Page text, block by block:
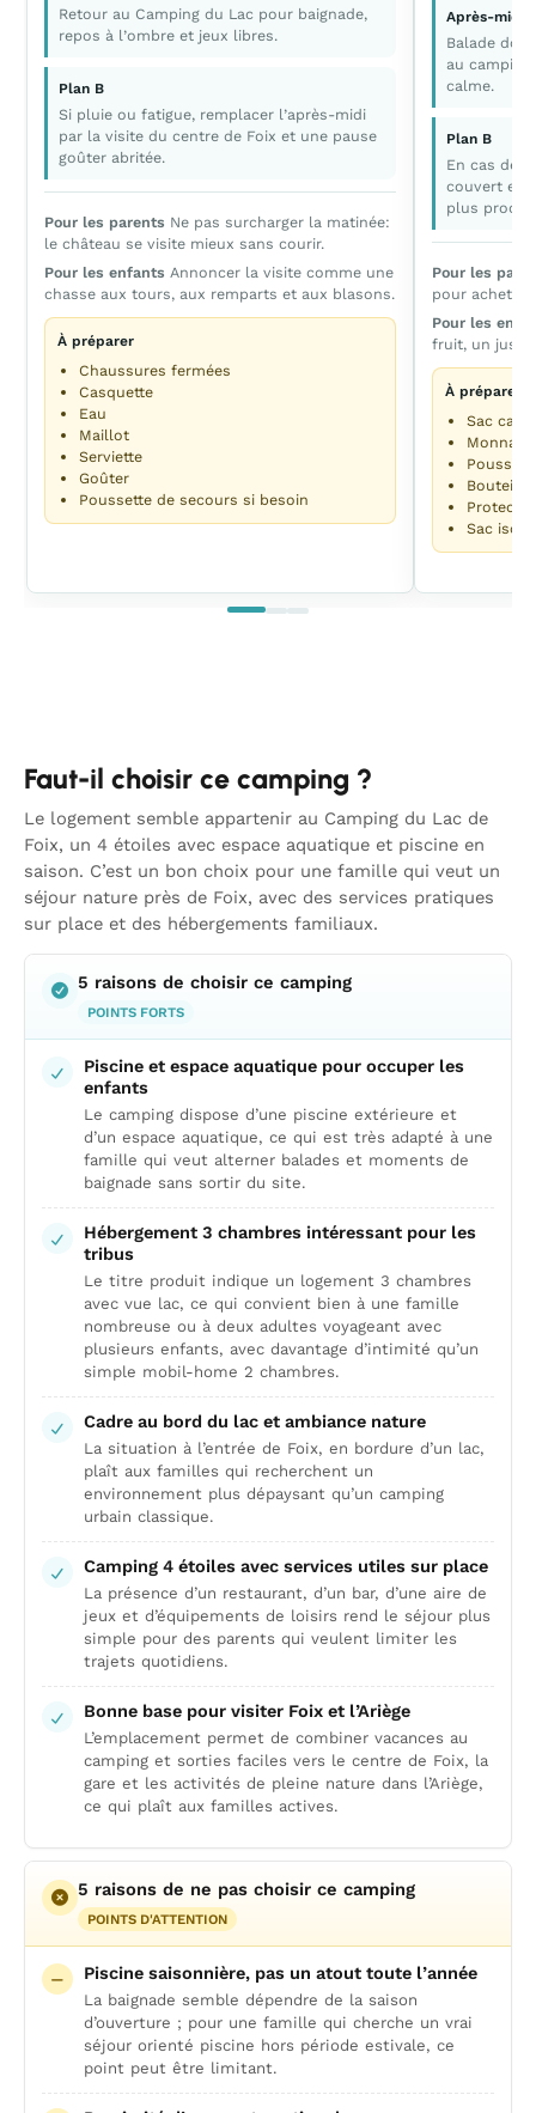
Retour au Camping du Lac pour baignade,
repos à l’ombre et jeux libres.
Plan B
Si pluie ou fatigue, remplacer l’après-midi
par la visite du centre de Foix et une pause
goûter abritée.
Pour les parents Ne pas surcharger la matinée:
le château se visite mieux sans courir.
Pour les enfants Annoncer la visite comme une
chasse aux tours, aux remparts et aux blasons.
À préparer
Chaussures fermées
Casquette
Eau
Maillot
Serviette
Goûter
Poussette de secours si besoin
Après-midi
Balade
au
calme.
Plan B
En cas de
couvert et
plus
Pour les
pour acheter
Pour les
fruit, un jus
À préparer
Sac
Monnaie
Bouteille
Sac
Faut-il choisir ce camping ?
Le logement semble appartenir au Camping du Lac de
Foix, un 4 étoiles avec espace aquatique et piscine en
saison. C’est un bon choix pour une famille qui veut un
séjour nature près de Foix, avec des services pratiques
sur place et des hébergements familiaux.
5 raisons de choisir ce camping
POINTS FORTS
Piscine et espace aquatique pour occuper les
enfants
Le camping dispose d’une piscine extérieure et
d’un espace aquatique, ce qui est très adapté à une
famille qui veut alterner balades et moments de
baignade sans sortir du site.
Hébergement 3 chambres intéressant pour les
tribus
Le titre produit indique un logement 3 chambres
avec vue lac, ce qui convient bien à une famille
nombreuse ou à deux adultes voyageant avec
plusieurs enfants, avec davantage d’intimité qu’un
simple mobil-home 2 chambres.
Cadre au bord du lac et ambiance nature
La situation à l’entrée de Foix, en bordure d’un lac,
plaît aux familles qui recherchent un
environnement plus dépaysant qu’un camping
urbain classique.
Camping 4 étoiles avec services utiles sur place
La présence d’un restaurant, d’un bar, d’une aire de
jeux et d’équipements de loisirs rend le séjour plus
simple pour des parents qui veulent limiter les
trajets quotidiens.
Bonne base pour visiter Foix et l’Ariège
L’emplacement permet de combiner vacances au
camping et sorties faciles vers le centre de Foix, la
gare et les activités de pleine nature dans l’Ariège,
ce qui plaît aux familles actives.
5 raisons de ne pas choisir ce camping
POINTS D'ATTENTION
Piscine saisonnière, pas un atout toute l’année
La baignade semble dépendre de la saison
d’ouverture ; pour une famille qui cherche un vrai
séjour orienté piscine hors période estivale, ce
point peut être limitant.